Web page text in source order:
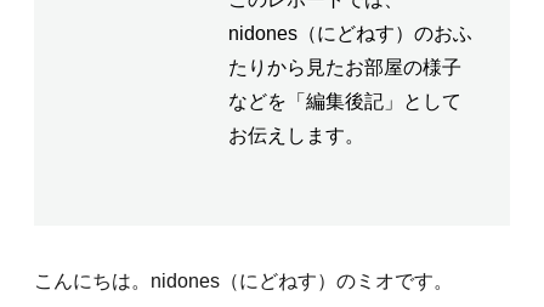
nidones（にどねす）のおふ
たりから見たお部屋の様子
などを「編集後記」として
お伝えします。
こんにちは。nidones（にどねす）のミオです。